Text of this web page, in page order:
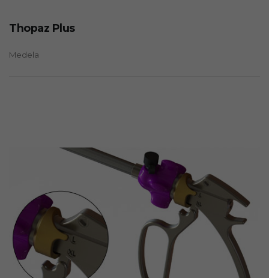
Thopaz Plus
Medela